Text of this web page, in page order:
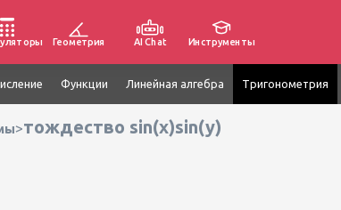
Геометрия AI Chat Инструменты
Функции Линейная алгебра Тригонометрия
>тождество sin(x)sin(y)